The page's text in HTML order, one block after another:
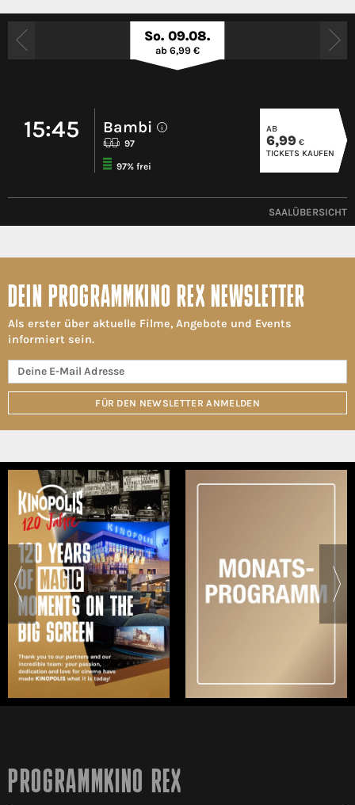
So. 09.08.
ab 6,99 €
15:45 Bambi i
97
97% frei
AB
6,99 €
TICKETS KAUFEN
SAALÜBERSICHT
DEIN PROGRAMMKINO REX NEWSLETTER
Als erster über aktuelle Filme, Angebote und Events
informiert sein.
FÜR DEN NEWSLETTER ANMELDEN
PROGRAMMKINO REX